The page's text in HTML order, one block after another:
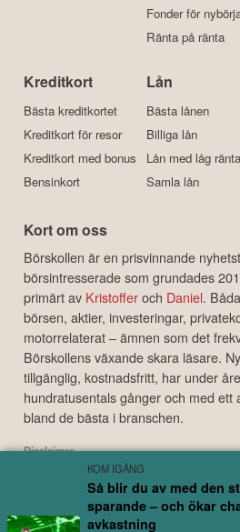
Fonder för
Ränta på ränta
Kreditkort
Bästa kreditkortet
Kreditkort för resor
Kreditkort med bonus
Bensinkort
Lån
Bästa lånen
Billiga lån
Lån med låg ränta
Samla lån
Kort om oss
Börskollen är en prisvinnande
börsintresserade som grundades
primärt av Kristofferoch Daniel.
börsen, aktier, investeringar,
motorrelaterat – ämnen som det
Börskollens växande skara läsare.
tillgänglig, kostnadsfritt, har under
hundratusentals gånger och med ett
bland de bästa i branschen.
Disclaimer
Börskollen Sverige AB ("Börskollen") är inte
finansinspektionens tillsyn och ger inga råd till
investeringsbeslut baserade på information som
från Börskollen eller personer med koppling till
KOM IGÅNG
Så blir du av med den
sparande – och ökar
avkastning